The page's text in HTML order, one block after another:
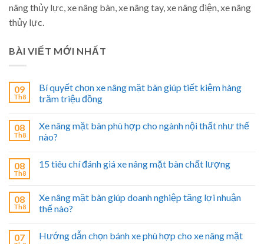
nâng thủy lực, xe nâng bàn, xe nâng tay, xe nâng điện, xe nâng
thủy lực.
BÀI VIẾT MỚI NHẤT
09
Th8
Bí quyết chọn xe nâng mặt bàn giúp tiết kiệm hàng
trăm triệu đồng
08
Th8
Xe nâng mặt bàn phù hợp cho ngành nội thất như thế
nào?
08
Th8
15 tiêu chí đánh giá xe nâng mặt bàn chất lượng
08
Th8
Xe nâng mặt bàn giúp doanh nghiệp tăng lợi nhuận
thế nào?
07
Hướng dẫn chọn bánh xe phù hợp cho xe nâng mặt